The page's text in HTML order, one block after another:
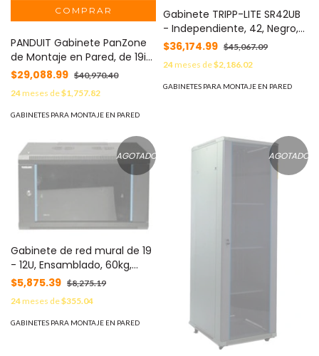
PANDUIT Gabinete PanZone
de Montaje en Pared, de 19in,
Puerta Ventilada, 26 UR,
635mm de Profundidad,
Color Negro MOD:
PZWMC26P
$29,088.99 $40,970.40
24meses de$1,757.82
GABINETES PARA MONTAJE EN PARED
Gabinete TRIPP-LITE SR42UB
- Independiente, 42, Negro,
1361 kg, 199, 4 cm
$36,174.99 $45,067.09
24meses de$2,186.02
GABINETES PARA MONTAJE EN PARED
AGOTADO
Gabinete de red mural de 19
- 12U, Ensamblado, 60kg,
600x450, INTELLINET 203869
$5,875.39 $8,275.19
24meses de$355.04
GABINETES PARA MONTAJE EN PARED
AGOTADO